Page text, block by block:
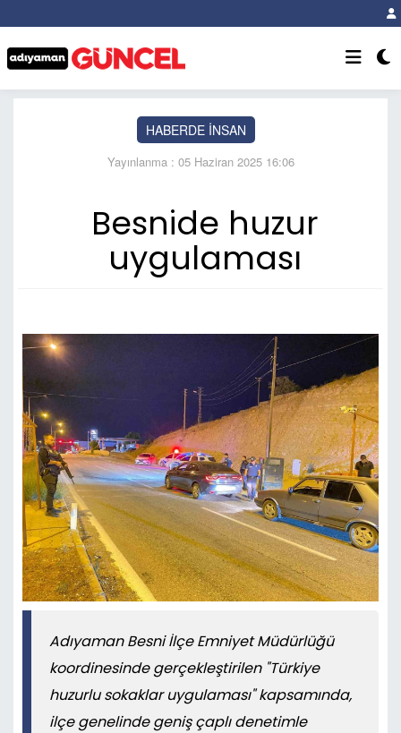
HABERDE İNSAN
Yayınlanma : 05 Haziran 2025 16:06
Besnide huzur
uygulaması
Adıyaman Besni İlçe Emniyet Müdürlüğü
koordinesinde gerçekleştirilen "Türkiye
huzurlu sokaklar uygulaması" kapsamında,
ilçe genelinde geniş çaplı denetimle